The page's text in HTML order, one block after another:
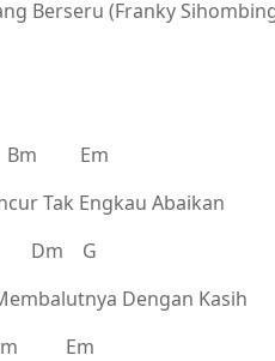
Berseru (Franky
Em
Tak Engkau Abaikan
G
Dengan Kasih
Em